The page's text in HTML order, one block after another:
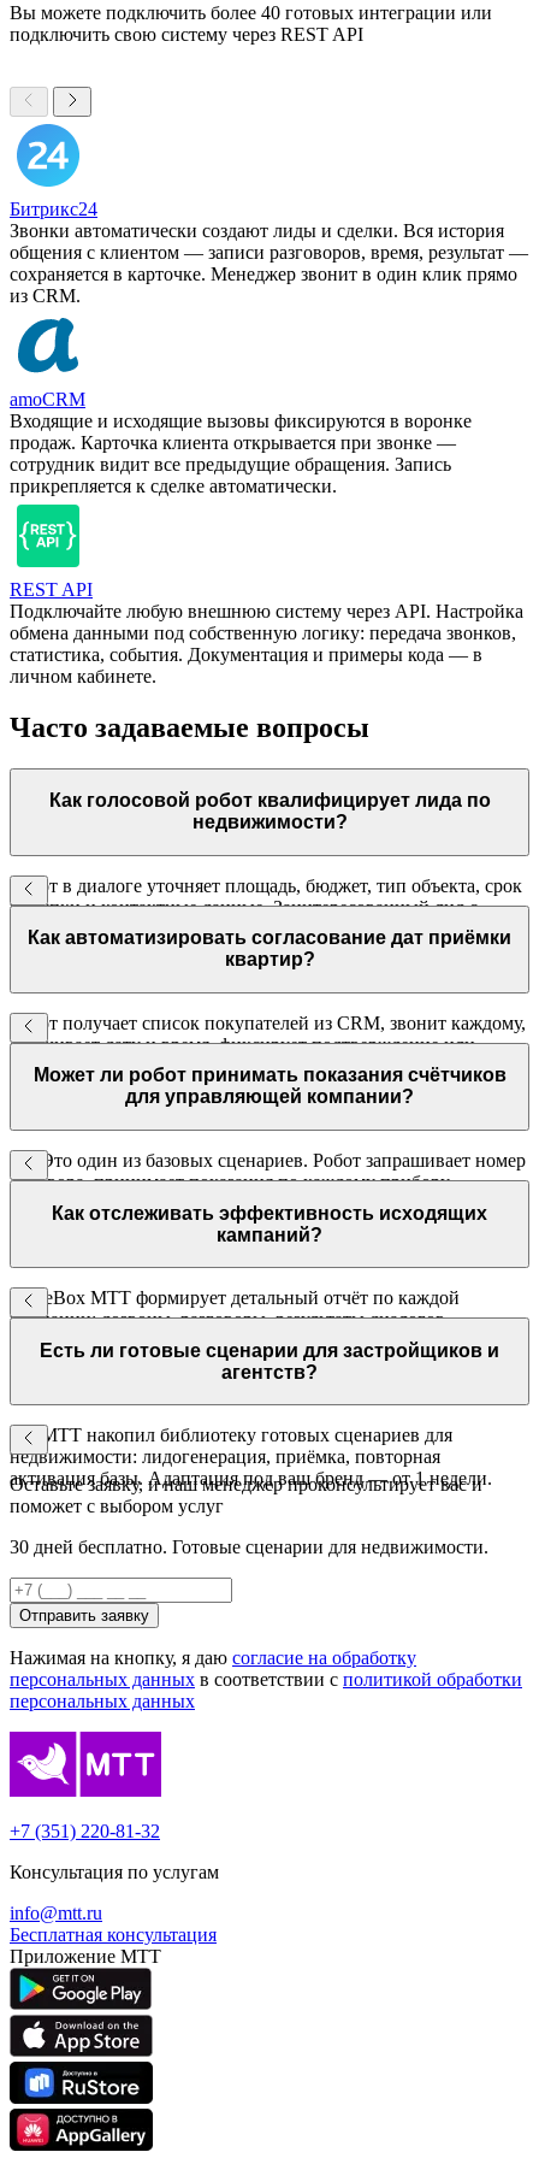
Вы можете подключить более 40 готовых интеграции или
подключить свою систему через REST API
Битрикс24
Звонки автоматически создают лиды и сделки. Вся история
общения с клиентом — записи разговоров, время, результат —
сохраняется в карточке. Менеджер звонит в один клик прямо
из CRM.
amoCRM
Входящие и исходящие вызовы фиксируются в воронке
продаж. Карточка клиента открывается при звонке —
сотрудник видит все предыдущие обращения. Запись
прикрепляется к сделке автоматически.
REST API
Подключайте любую внешнюю систему через API. Настройка
обмена данными под собственную логику: передача звонков,
статистика, события. Документация и примеры кода — в
личном кабинете.
Часто задаваемые вопросы
Как голосовой робот квалифицирует лида по
недвижимости?
Робот в диалоге уточняет площадь, бюджет, тип объекта, срок
покупки и контактные данные. Заинтересованный лид с
анкетой передаётся агенту в CRM. Незаинтересованные
получают вежливый отказ.
Как автоматизировать согласование дат приёмки
квартир?
Робот получает список покупателей из CRM, звонит каждому,
озвучивает дату и время, фиксирует подтверждение или
предлагает альтернативные варианты. Все данные
обновляются в CRM.
Может ли робот принимать показания счётчиков
для управляющей компании?
Да. Это один из базовых сценариев. Робот запрашивает номер
договора, принимает показания по каждому прибору,
повторяет для сверки и передаёт в вашу ИС. Работает 24/7.
Как отслеживать эффективность исходящих
кампаний?
VoiceBox МТТ формирует детальный отчёт по каждой
кампании: дозвоны, разговоры, результаты диалогов,
переданные лиды. Данные экспортируются в CRM
автоматически.
Есть ли готовые сценарии для застройщиков и
агентств?
Да. МТТ накопил библиотеку готовых сценариев для
недвижимости: лидогенерация, приёмка, повторная
активация базы. Адаптация под ваш бренд — от 1 недели.
Оставьте заявку, и наш менеджер проконсультирует вас и
поможет с выбором услуг
30 дней бесплатно. Готовые сценарии для недвижимости.
Отправить заявку
Нажимая на кнопку, я даю согласие на обработку
персональных данных в соответствии с политикой обработки
персональных данных
+7 (351) 220-81-32
Консультация по услугам
info@mtt.ru
Бесплатная консультация
Приложение МТТ